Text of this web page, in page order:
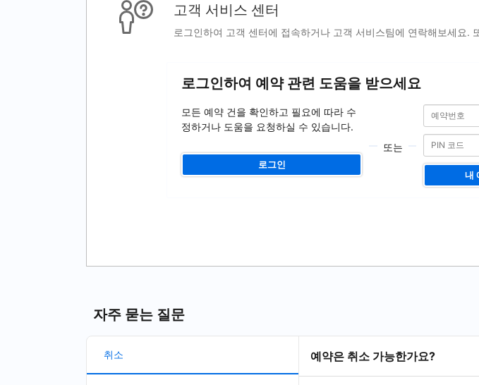
고객 서비스 센터
로그인하여 고객 센터에 접속하거나 고객 서비스팀에 연락해보세요.
로그인하여 예약 관련 도움을 받으세요
모든 예약 건을 확인하고 필요에 따라 수
정하거나 도움을 요청하실 수 있습니다.
로그인
또는
약
번
호
예
번
호
내
자주 묻는 질문
취소 예약은 취소 가능한가요?